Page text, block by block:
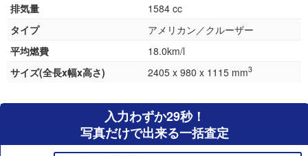
排気量
1584 cc
タイプ
アメリカン／クルーザー
平均燃費
18.0km/l
サイズ(全長x幅x高さ)
2405 x 980 x 1115 mm3
入力わずか29秒！
写真だけで出来る一括査定